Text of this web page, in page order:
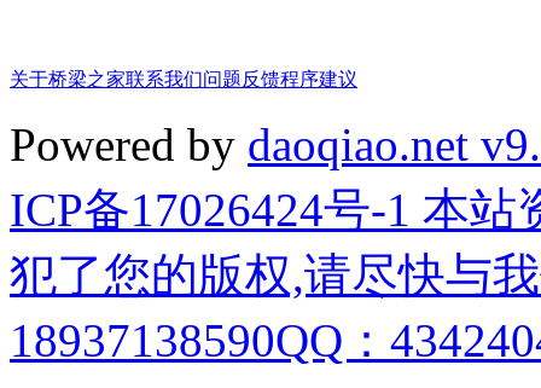
关于桥梁之家联系我们问题反馈程序建议
Powered by daoqiao.net
ICP备17026424号-1 本
犯了您的版权,请尽快与
18937138590QQ：